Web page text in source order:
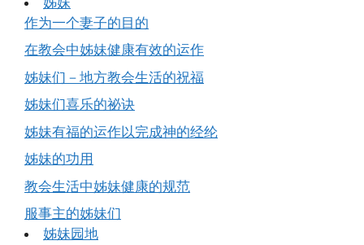
作为一个妻子的目的
在教会中姊妹健康有效的运作
姊妹们－地方教会生活的祝福
姊妹们喜乐的祕诀
姊妹有福的运作以完成神的经纶
姊妹的功用
教会生活中姊妹健康的规范
服事主的姊妹们
姊妹园地